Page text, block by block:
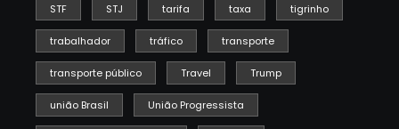
STF STJ tarifa taxa tigrinho
trabalhador tráfico transporte
transporte público Travel Trump
união Brasil União Progressista